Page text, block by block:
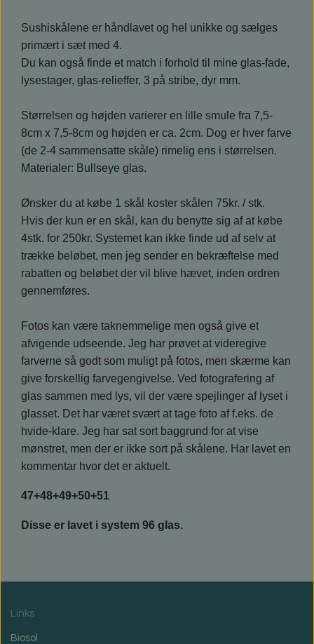
Sushiskålene er håndlavet og hel unikke og sælges
primært i sæt med 4.
Du kan også finde et match i forhold til mine glas-fade,
lysestager, glas-relieffer, 3 på stribe, dyr mm.
Størrelsen og højden varierer en lille smule fra 7,5-
8cm x 7,5-8cm og højden er ca. 2cm. Dog er hver farve
(de 2-4 sammensatte skåle) rimelig ens i størrelsen.
Materialer: Bullseye glas.
Ønsker du at købe 1 skål koster skålen 75kr. / stk.
Hvis der kun er en skål, kan du benytte sig af at købe
4stk. for 250kr. Systemet kan ikke finde ud af selv at
trække beløbet, men jeg sender en bekræftelse med
rabatten og beløbet der vil blive hævet, inden ordren
gennemføres.
Fotos kan være taknemmelige men også give et
afvigende udseende. Jeg har prøvet at videregive
farverne så godt som muligt på fotos, men skærme kan
give forskellig farvegengivelse. Ved fotografering af
glas sammen med lys, vil der være spejlinger af lyset i
glasset. Det har været svært at tage foto af f.eks. de
hvide-klare. Jeg har sat sort baggrund for at vise
mønstret, men der er ikke sort på skålene. Har lavet en
kommentar hvor det er aktuelt.
47+48+49+50+51
Disse er lavet i system 96 glas.
Links
Biosol